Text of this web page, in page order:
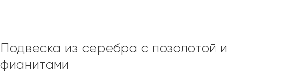
Подвеска из серебра с позолотой и
фианитами